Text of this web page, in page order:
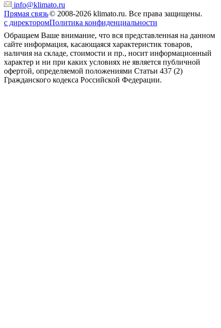
info@klimato.ru
Прямая связь
с директором
© 2008-2026 klimato.ru. Все права защищены.
Политика конфиденциальности
Обращаем Ваше внимание, что вся представленная на данном
сайте информация, касающаяся характеристик товаров,
наличия на складе, стоимости и пр., носит информационный
характер и ни при каких условиях не является публичной
офертой, определяемой положениями Статьи 437 (2)
Гражданского кодекса Российской Федерации.